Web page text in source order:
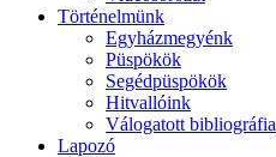
Történelmünk
Egyházmegyénk
Püspökök
Segédpüspökök
Hitvallóink
Válogatott bibliográfia
Lapozó